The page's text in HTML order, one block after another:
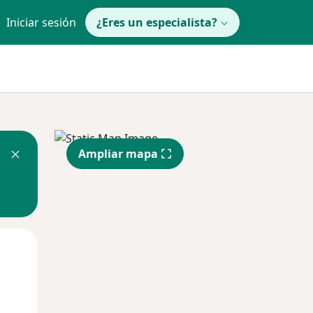
Iniciar sesión ¿Eres un especialista?
Ampliar mapa